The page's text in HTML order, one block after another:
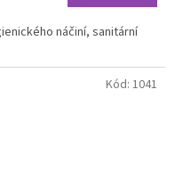
náčiní, sanitární
Kód: 1041